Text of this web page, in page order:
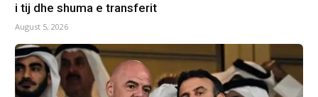
i tij dhe shuma e transferit
August 5, 2026